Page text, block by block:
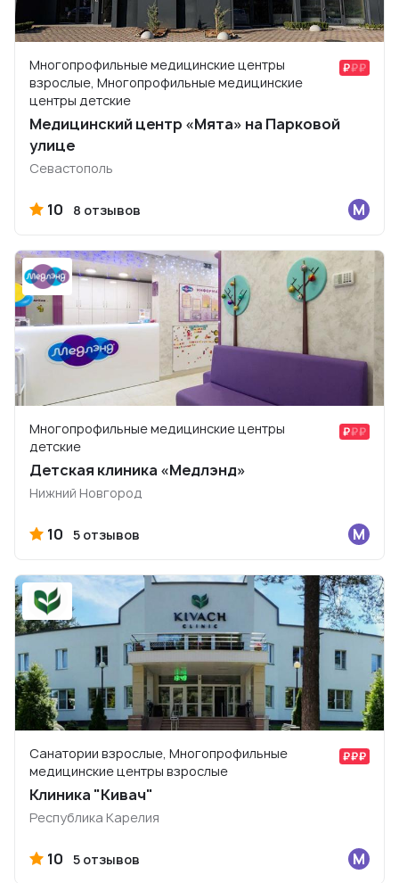
Многопрофильные медицинские центры
взрослые, Многопрофильные медицинские
центры детские
Медицинский центр «Мята» на Парковой
улице
Севастополь
10 8 отзывов
Многопрофильные медицинские центры
детские
Детская клиника «Медлэнд»
Нижний Новгород
10 5 отзывов
Санатории взрослые, Многопрофильные
медицинские центры взрослые
Клиника "Кивач"
Республика Карелия
10 5 отзывов